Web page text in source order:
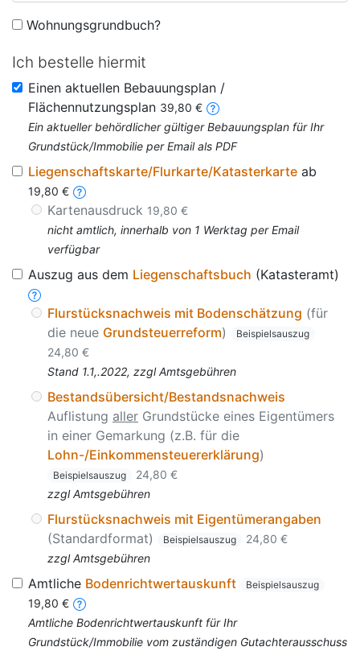
Wohnungsgrundbuch?
Ich bestelle hiermit
Einen aktuellen Bebauungsplan /
Flächennutzungsplan 39,80 €
Ein aktueller behördlicher gültiger Bebauungsplan für Ihr
Grundstück/Immobilie per Email als PDF
Liegenschaftskarte/Flurkarte/Katasterkarte ab
19,80 €
Kartenausdruck 19,80 €
nicht amtlich, innerhalb von 1 Werktag per Email
verfügbar
Auszug aus dem Liegenschaftsbuch (Katasteramt)
Flurstücksnachweis mit Bodenschätzung (für
die neue Grundsteuerreform) Beispielsauszug
24,80 €
Stand 1.1,.2022, zzgl Amtsgebühren
Bestandsübersicht/Bestandsnachweis
Auflistung aller Grundstücke eines Eigentümers
in einer Gemarkung (z.B. für die
Lohn-/Einkommensteuererklärung)
Beispielsauszug
24,80 €
zzgl Amtsgebühren
Flurstücksnachweis mit Eigentümerangaben
(Standardformat)
Beispielsauszug
24,80 €
zzgl Amtsgebühren
Amtliche Bodenrichtwertauskunft Beispielsauszug
19,80 €
Amtliche Bodenrichtwertauskunft für Ihr
Grundstück/Immobilie vom zuständigen Gutachterausschuss